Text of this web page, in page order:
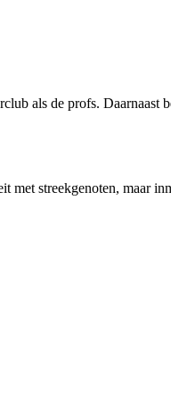
als de profs. Daarnaast
streekgenoten, maar